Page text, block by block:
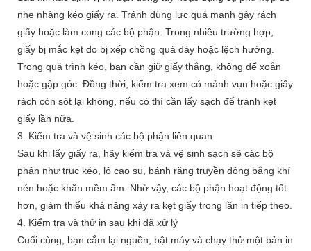
nhẹ nhàng kéo giấy ra. Tránh dùng lực quá mạnh gây rách
giấy hoặc làm cong các bộ phận. Trong nhiều trường hợp,
giấy bị mắc kẹt do bị xếp chồng quá dày hoặc lệch hướng.
Trong quá trình kéo, bạn cần giữ giấy thẳng, không để xoắn
hoặc gập góc. Đồng thời, kiểm tra xem có mảnh vụn hoặc giấy
rách còn sót lại không, nếu có thì cần lấy sạch để tránh kẹt
giấy lần nữa.
3. Kiểm tra và vệ sinh các bộ phận liên quan
Sau khi lấy giấy ra, hãy kiểm tra và vệ sinh sạch sẽ các bộ
phận như trục kéo, lô cao su, bánh răng truyền động bằng khí
nén hoặc khăn mềm ẩm. Nhờ vậy, các bộ phận hoạt động tốt
hơn, giảm thiểu khả năng xảy ra kẹt giấy trong lần in tiếp theo.
4. Kiểm tra và thử in sau khi đã xử lý
Cuối cùng, bạn cắm lại nguồn, bật máy và chạy thử một bản in